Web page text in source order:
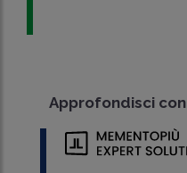
Approfondisci con